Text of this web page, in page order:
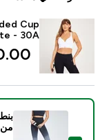
Cup
- 30A
AED‎
من MP - أسود - XXS